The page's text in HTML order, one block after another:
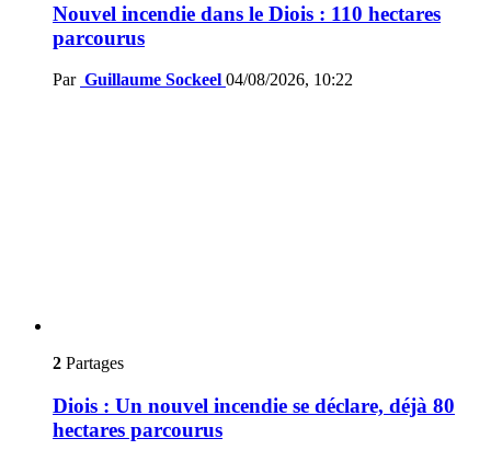
Nouvel incendie dans le Diois : 110 hectares
parcourus
Par Guillaume Sockeel 04/08/2026, 10:22
2 Partages
Diois : Un nouvel incendie se déclare, déjà 80
hectares parcourus